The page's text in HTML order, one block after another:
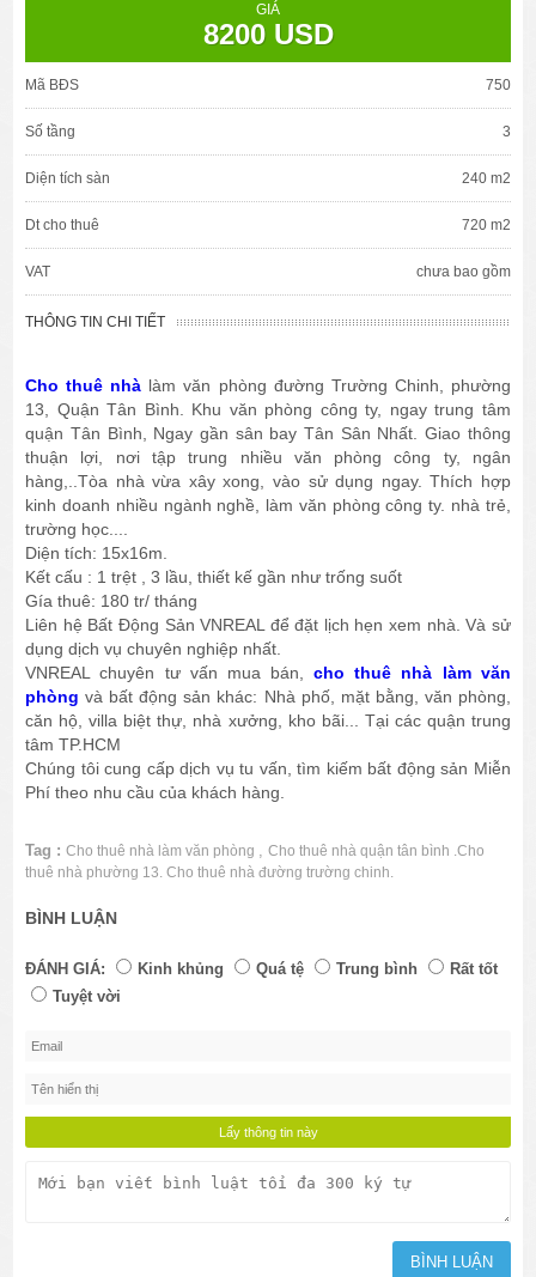
GIÁ
8200 USD
Mã BĐS 750
Số tầng 3
Diện tích sàn 240 m2
Dt cho thuê 720 m2
VAT chưa bao gồm
THÔNG TIN CHI TIẾT
Cho thuê nhà làm văn phòng đường Trường Chinh, phường
13, Quận Tân Bình. Khu văn phòng công ty, ngay trung tâm
quận Tân Bình, Ngay gần sân bay Tân Sân Nhất. Giao thông
thuận lợi, nơi tập trung nhiều văn phòng công ty, ngân
hàng,..Tòa nhà vừa xây xong, vào sử dụng ngay. Thích hợp
kinh doanh nhiều ngành nghề, làm văn phòng công ty. nhà trẻ,
trường học....
Diện tích: 15x16m.
Kết cấu : 1 trệt , 3 lầu, thiết kế gần như trống suốt
Gía thuê: 180 tr/ tháng
Liên hệ Bất Động Sản VNREAL để đặt lịch hẹn xem nhà. Và sử
dụng dịch vụ chuyên nghiệp nhất.
VNREAL chuyên tư vấn mua bán, cho thuê nhà làm văn
phòng và bất động sản khác: Nhà phố, mặt bằng, văn phòng,
căn hộ, villa biệt thự, nhà xưởng, kho bãi... Tại các quận trung
tâm TP.HCM
Chúng tôi cung cấp dịch vụ tu vấn, tìm kiếm bất động sản Miễn
Phí theo nhu cầu của khách hàng.
Tag : Cho thuê nhà làm văn phòng ,Cho thuê nhà quận tân bình .Cho
thuê nhà phường 13. Cho thuê nhà đường trường chinh.
BÌNH LUẬN
ĐÁNH GIÁ: Kinh khủng Quá tệ Trung bình
Rất tốt
Tuyệt vời